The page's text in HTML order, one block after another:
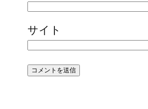
サイト